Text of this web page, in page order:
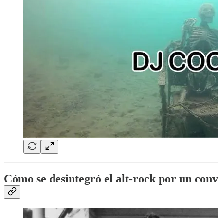
Cómo se desintegró el alt-rock por un